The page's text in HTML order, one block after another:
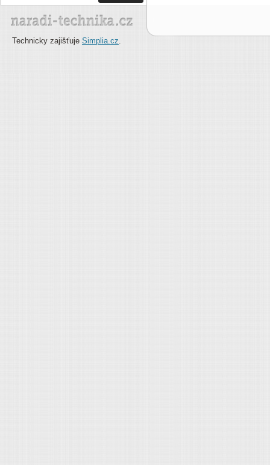
Technicky zajišťuje Simplia.cz.